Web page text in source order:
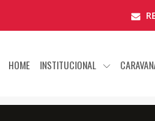
HOME INSTITUCIONAL